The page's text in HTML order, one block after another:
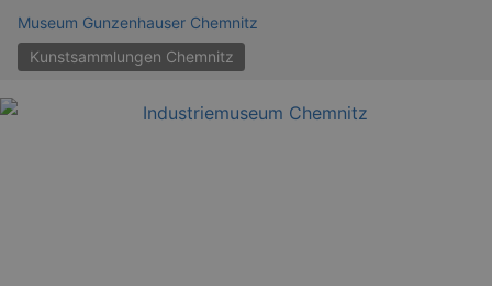
Museum Gunzenhauser Chemnitz
Kunstsammlungen Chemnitz